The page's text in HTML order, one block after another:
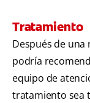
Tratamiento
Después de
podría
equipo de
tratamiento sea